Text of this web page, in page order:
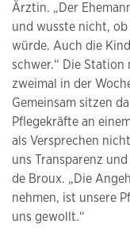
Ärztin. „Der
und wusste nicht, ob
würde. Auch die
schwer.“ Die Station
zweimal in der
Gemeinsam sitzen
Pflegekräfte an
als Versprechen
uns Transparenz
de Broux. „Die
nehmen, ist unsere
uns gewollt.“